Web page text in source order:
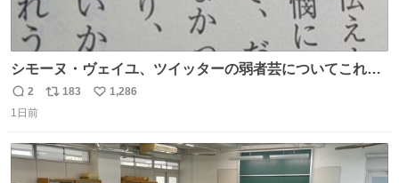
シモーヌ・ヴェイユ、ツイッターの弱者芸についてこれ以
上なく鋭く分析していて本当に凄い。俺辞めちゃうかもイ
ンターネット。これ読み終わったら
返
信
2
リ
ト
数
183
い
数
1,286
1日前